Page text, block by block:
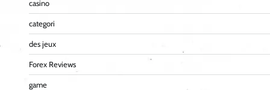
casino
categori
des jeux
Forex Reviews
game